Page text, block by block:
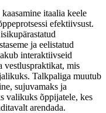
itaalia keele
efektiivsust.
ja eelistatud
interaktiivseid
vestluspraktikat, mis
Talkpaliga muutub
sujuvamaks ja
valikuks õppijatele, kes
arendada.